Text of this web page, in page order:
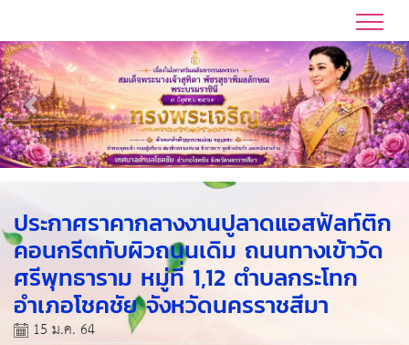
Previous Next
ประกาศราคากลางงานปูลาดแอสฟัลท์ติก
คอนกรีตทับผิวถนนเดิม ถนนทางเข้าวัด
ศรีพุทธาราม หมู่ที่ 1,12 ตำบลกระโทก
อำเภอโชคชัย จังหวัดนครราชสีมา
15 ม.ค. 64